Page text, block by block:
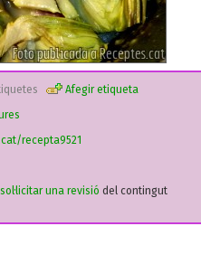
Afegir etiqueta
recepta9521
sol·licitar una revisió del contingut